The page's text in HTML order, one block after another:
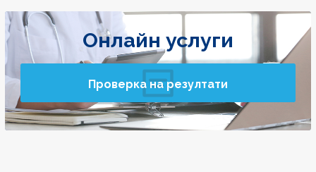
Онлайн услуги
Проверка на резултати